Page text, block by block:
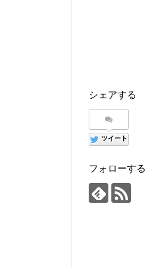
シェアする
ツイート
フォローする